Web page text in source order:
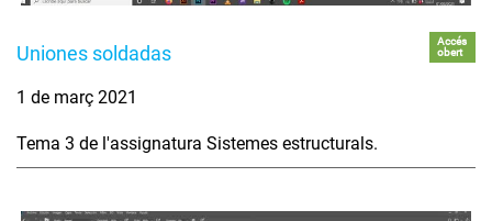
Uniones soldadas
Accés
obert
1 de març 2021
Tema 3 de l'assignatura Sistemes estructurals.